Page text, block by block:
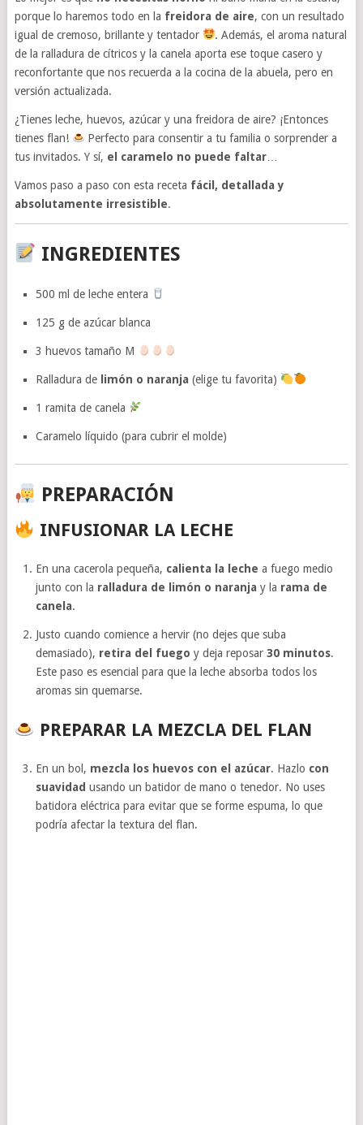
porque lo haremos todo en la freidora de aire, con un resultado
igual de cremoso, brillante y tentador
. Además, el aroma natural
de la ralladura de cítricos y la canela aporta ese toque casero y
reconfortante que nos recuerda a la cocina de la abuela, pero en
versión actualizada.
¿Tienes leche, huevos, azúcar y una freidora de aire? ¡Entonces
tienes flan!
Perfecto para consentir a tu familia o sorprender a
tus invitados. Y sí, el caramelo no puede faltar…
Vamos paso a paso con esta receta fácil, detallada y
absolutamente irresistible.
INGREDIENTES
500 ml de leche entera
125 g de azúcar blanca
3 huevos tamaño M
Ralladura de limón o naranja (elige tu favorita)
1 ramita de canela
Caramelo líquido (para cubrir el molde)
PREPARACIÓN
INFUSIONAR LA LECHE
En una cacerola pequeña, calienta la leche a fuego medio
junto con la ralladura de limón o naranja y la rama de
canela.
Justo cuando comience a hervir (no dejes que suba
demasiado), retira del fuego y deja reposar30 minutos.
Este paso es esencial para que la leche absorba todos los
aromas sin quemarse.
PREPARAR LA MEZCLA DEL FLAN
En un bol, mezcla los huevos con el azúcar. Hazlo con
suavidad usando un batidor de mano o tenedor. No uses
batidora eléctrica para evitar que se forme espuma, lo que
podría afectar la textura del flan.